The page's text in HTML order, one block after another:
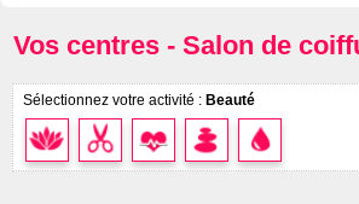
Vos centres - Salon de
Sélectionnez votre activité : Beauté